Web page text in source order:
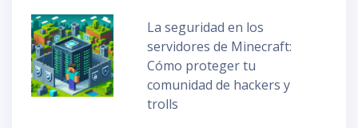
La seguridad en los
servidores de Minecraft:
Cómo proteger tu
comunidad de hackers y
trolls